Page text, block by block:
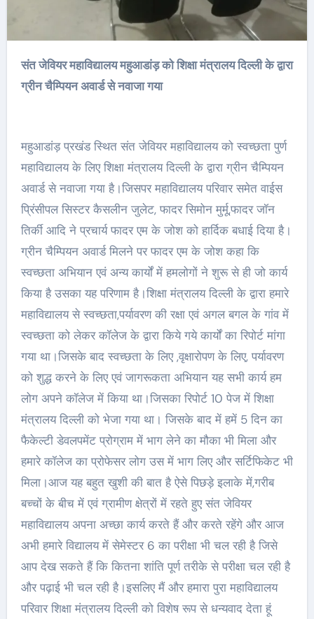
संत जेवियर महाविद्यालय महुआडांड़ को शिक्षा मंत्रालय दिल्ली के द्वारा
ग्रीन चैम्पियन अवार्ड से नवाजा गया
महुआडांड़ प्रखंड स्थित संत जेवियर महाविद्यालय को स्वच्छता पुर्ण
महाविद्यालय के लिए शिक्षा मंत्रालय दिल्ली के द्वारा ग्रीन चैम्पियन
अवार्ड से नवाजा गया है।जिसपर महाविद्यालय परिवार समेत वाईस
प्रिंसीपल सिस्टर कैसलीन जुलेट, फादर सिमोन मुर्मू,फादर जॉन
तिर्की आदि ने प्रचार्य फादर एम के जोश को हार्दिक बधाई दिया है।
ग्रीन चैम्पियन अवार्ड मिलने पर फादर एम के जोश कहा कि
स्वच्छता अभियान एवं अन्य कार्यों में हमलोगों ने शुरू से ही जो कार्य
किया है उसका यह परिणाम है।शिक्षा मंत्रालय दिल्ली के द्वारा हमारे
महाविद्यालय से स्वच्छता,पर्यावरण की रक्षा एवं अगल बगल के गांव में
स्वच्छता को लेकर कॉलेज के द्वारा किये गये कार्यों का रिपोर्ट मांगा
गया था।जिसके बाद स्वच्छता के लिए ,वृक्षारोपण के लिए, पर्यावरण
को शुद्ध करने के लिए एवं जागरूकता अभियान यह सभी कार्य हम
लोग अपने कॉलेज में किया था।जिसका रिपोर्ट 10 पेज में शिक्षा
मंत्रालय दिल्ली को भेजा गया था। जिसके बाद में हमें 5 दिन का
फैकेल्टी डेवलपमेंट प्रोग्राम में भाग लेने का मौका भी मिला और
हमारे कॉलेज का प्रोफेसर लोग उस में भाग लिए और सर्टिफिकेट भी
मिला।आज यह बहुत खुशी की बात है ऐसे पिछड़े इलाके में,गरीब
बच्चों के बीच में एवं ग्रामीण क्षेत्रों में रहते हुए संत जेवियर
महाविद्यालय अपना अच्छा कार्य करते हैं और करते रहेंगे और आज
अभी हमारे विद्यालय में सेमेस्टर 6 का परीक्षा भी चल रही है जिसे
आप देख सकते हैं कि कितना शांति पूर्ण तरीके से परीक्षा चल रही है
और पढ़ाई भी चल रही है।इसलिए मैं और हमारा पुरा महाविद्यालय
परिवार शिक्षा मंत्रालय दिल्ली को विशेष रूप से धन्यवाद देता हूं